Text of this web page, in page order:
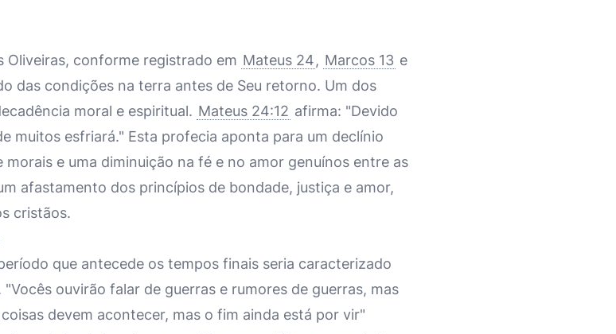
Oliveiras, conforme registrado em Mateus 24, Marcos 13 e
das condições na terra antes de Seu retorno. Um dos
moral e espiritual. Mateus 24:12 afirma: "Devido
muitos esfriará." Esta profecia aponta para um declínio
e uma diminuição na fé e no amor genuínos entre as
afastamento dos princípios de bondade, justiça e amor,
cristãos.
que antecede os tempos finais seria caracterizado
ouvirão falar de guerras e rumores de guerras, mas
devem acontecer, mas o fim ainda está por vir"